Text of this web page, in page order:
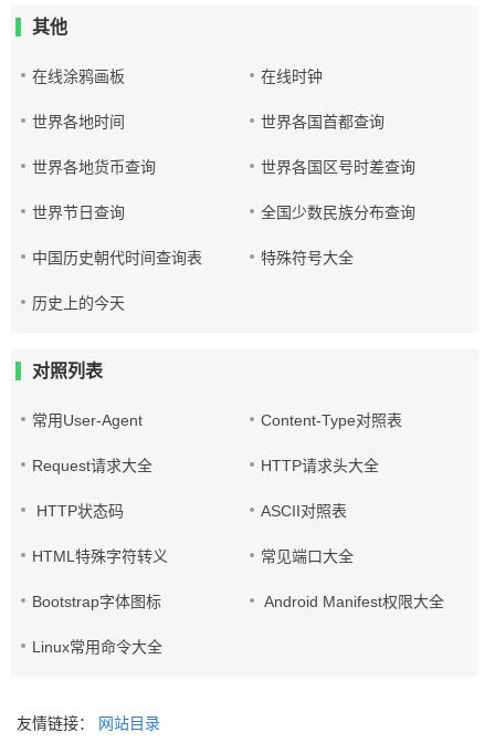
其他
在线涂鸦画板 在线时钟
世界各地时间 世界各国首都查询
世界各地货币查询 世界各国区号时差查询
世界节日查询 全国少数民族分布查询
中国历史朝代时间查询表 特殊符号大全
历史上的今天
对照列表
常用User-Agent Content-Type对照表
Request请求大全 HTTP请求头大全
HTTP状态码 ASCII对照表
HTML特殊字符转义 常见端口大全
Bootstrap字体图标 Android Manifest权限大全
Linux常用命令大全
友情链接： 网站目录